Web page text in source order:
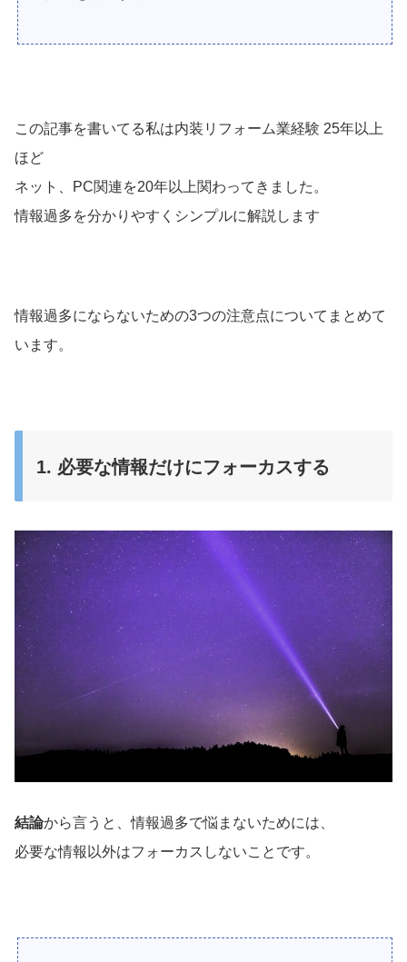
この記事を書いてる私は内装リフォーム業経験 25年以上
ほど
ネット、PC関連を20年以上関わってきました。
情報過多を分かりやすくシンプルに解説します
情報過多にならないための3つの注意点についてまとめて
います。
1. 必要な情報だけにフォーカスする
結論から言うと、情報過多で悩まないためには、
必要な情報以外はフォーカスしないことです。